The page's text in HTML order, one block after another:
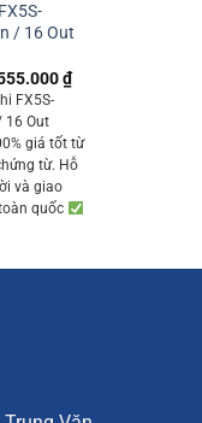
/ 16 Out
₫.
₫Current
price
FX5S-
16 Out
giá tốt từ
từ. Hỗ
và giao
quốc